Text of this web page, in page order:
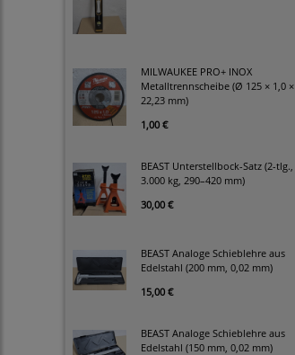
MILWAUKEE PRO+ INOX
Metalltrennscheibe (Ø 125 × 1,0 ×
22,23 mm)
1,00 €
BEAST Unterstellbock-Satz (2-tlg.,
3.000 kg, 290–420 mm)
30,00 €
BEAST Analoge Schieblehre aus
Edelstahl (200 mm, 0,02 mm)
15,00 €
BEAST Analoge Schieblehre aus
Edelstahl (150 mm, 0,02 mm)